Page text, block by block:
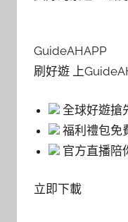
GuideAHAPP
刷好遊 上
全球好遊搶
福利禮包免
官方直播陪
立即下載